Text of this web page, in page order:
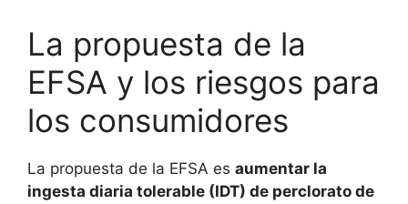
La propuesta de la
EFSA y los riesgos para
los consumidores
La propuesta de la EFSA es aumentar la
ingesta diaria tolerable (IDT) de perclorato de